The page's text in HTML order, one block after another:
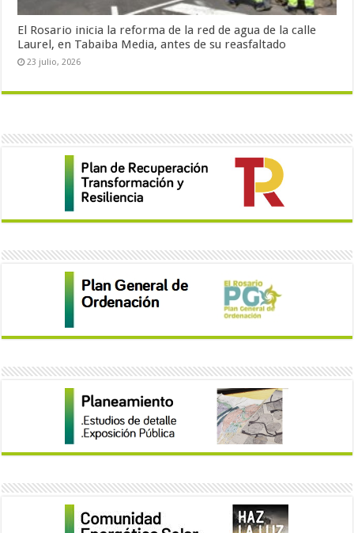
El Rosario inicia la reforma de la red de agua de la calle
Laurel, en Tabaiba Media, antes de su reasfaltado
23 julio, 2026